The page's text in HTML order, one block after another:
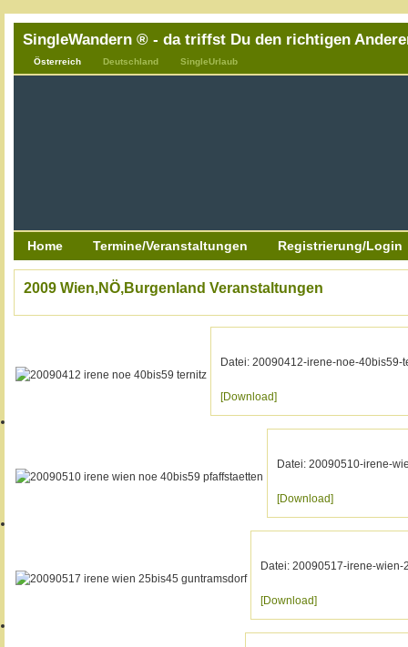
SingleWandern ® - da triffst Du den richtigen
Österreich Deutschland SingleUrlaub
Home Termine/Veranstaltungen Registrierung/Login
2009 Wien,NÖ,Burgenland Veranstaltungen
Datei: 20090412-irene-noe-40bis59-
[Download]
Datei: 20090510-irene-
[Download]
Datei: 20090517-irene-
[Download]